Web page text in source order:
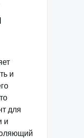
и
для
и